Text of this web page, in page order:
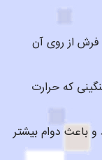
از روی آن
که حرارت
باعث دوام بیشتر